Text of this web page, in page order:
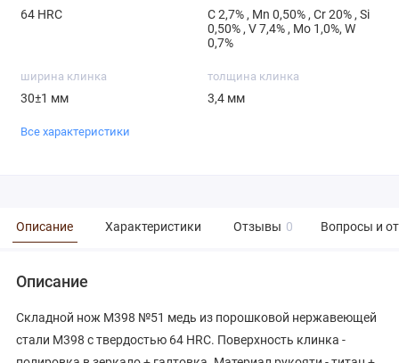
64 HRC
С 2,7% , Mn 0,50% , Cr 20% , Si
0,50% , V 7,4% , Mo 1,0%, W
0,7%
ширина клинка
30±1 мм
толщина клинка
3,4 мм
Все характеристики
Описание Характеристики Отзывы 0 Вопросы и
Описание
Складной нож М398 №51 медь из порошковой нержавеющей
стали М398 с твердостью 64 HRC. Поверхность клинка -